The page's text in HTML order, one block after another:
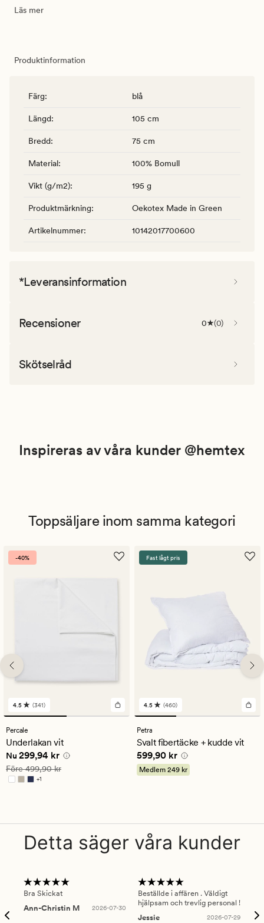
Läs mer
Produktinformation
Färg: blå
Längd: 105 cm
Bredd: 75 cm
Material: 100% Bomull
Vikt (g/m2): 195 g
Produktmärkning: Oekotex Made in Green
Artikelnummer: 10142017700600
*Leveransinformation
Recensioner 0 (0)
Skötselråd
Inspireras av våra kunder @hemtex
Toppsäljare inom samma kategori
-40%
341
omdömen
med
ett
genomsnittligt
betyg
på
4.5
4.5 (341)
Percale
Underlakan vit
Nuvarande pris
Nu 299,94 kr
Ordinarie pris 499,90 kr
Före499,90 kr
+1
Finns i fler färger
Fast lågt pris
460
omdömen
med
ett
genomsnittligt
betyg
på
4.5
4.5 (460)
Petra
Svalt fibertäcke + kudde vit
Pris 599,90 kr
599,90 kr
Medlem 249 kr
Detta säger våra kunder
Bra Skickat
Ann-Christin M
2026-07-30
Beställde i affären . Väldigt
hjälpsam och trevlig personal !
Jessie
2026-07-29